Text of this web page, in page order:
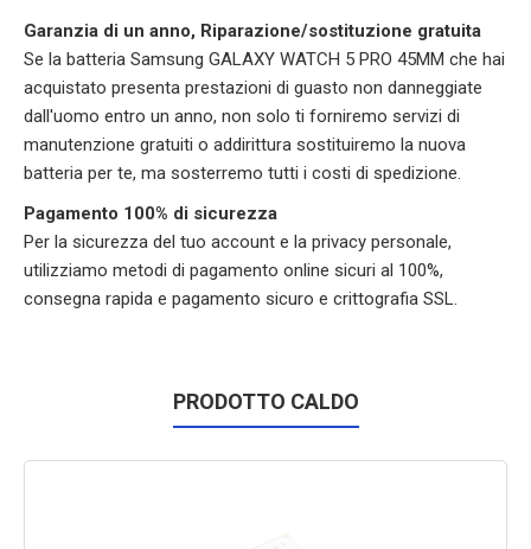
Garanzia di un anno, Riparazione/sostituzione gratuita
Se la batteria Samsung GALAXY WATCH 5 PRO 45MM che hai
acquistato presenta prestazioni di guasto non danneggiate
dall'uomo entro un anno, non solo ti forniremo servizi di
manutenzione gratuiti o addirittura sostituiremo la nuova
batteria per te, ma sosterremo tutti i costi di spedizione.
Pagamento 100% di sicurezza
Per la sicurezza del tuo account e la privacy personale,
utilizziamo metodi di pagamento online sicuri al 100%,
consegna rapida e pagamento sicuro e crittografia SSL.
PRODOTTO CALDO